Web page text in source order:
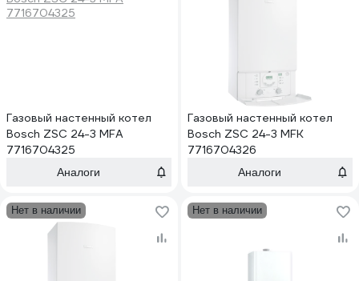
Газовый настенный котел
Bosch ZSC 24-3 MFA
7716704325
Аналоги
Газовый настенный котел
Bosch ZSC 24-3 MFK
7716704326
Аналоги
Нет в наличии Нет в наличии